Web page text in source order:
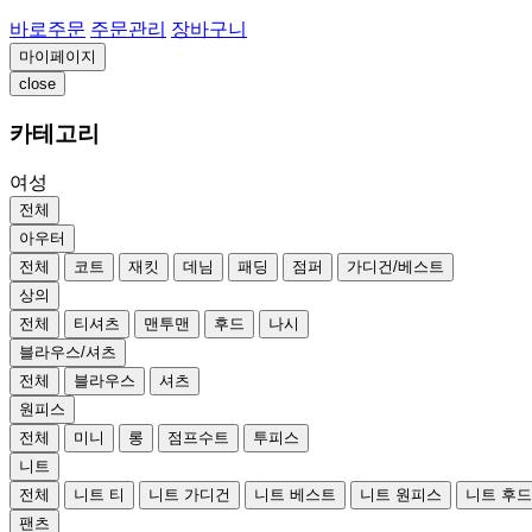
바로주문 주문관리 장바구니
마이페이지
close
카테고리
여성
전체
아우터
전체
코트 재킷 데님 패딩 점퍼
가디건/베스트
상의
전체
티셔츠 맨투맨 후드
나시
블라우스/셔츠
전체
블라우스
셔츠
원피스
전체
미니 롱 점프수트
투피스
니트
전체
니트 티 니트 가디건 니트 베스트 니트 원피스 니트 후
팬츠